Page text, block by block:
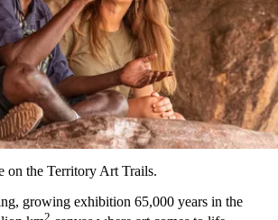
イ
実
on the Territory Art Trails.
growing exhibition 65,000 years in the
2